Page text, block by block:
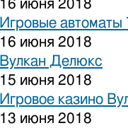
16 июня 2018
Игровые автоматы
16 июня 2018
Вулкан Делюкс
15 июня 2018
Игровое казино
13 июня 2018